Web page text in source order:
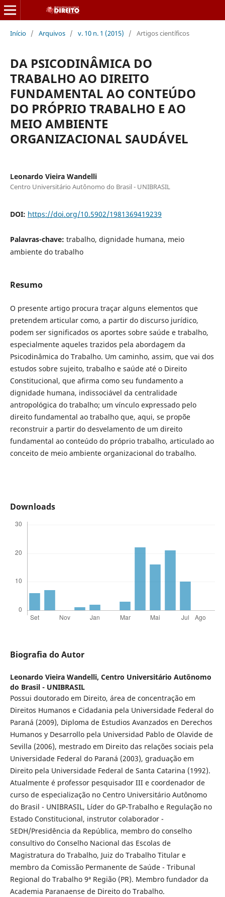
Início / Arquivos / v. 10 n. 1 (2015) / Artigos científicos
DA PSICODINÂMICA DO
TRABALHO AO DIREITO
FUNDAMENTAL AO CONTEÚDO
DO PRÓPRIO TRABALHO E AO
MEIO AMBIENTE
ORGANIZACIONAL SAUDÁVEL
Leonardo Vieira Wandelli
Centro Universitário Autônomo do Brasil - UNIBRASIL
DOI: https://doi.org/10.5902/1981369419239
Palavras-chave: trabalho, dignidade humana, meio
ambiente do trabalho
Resumo
O presente artigo procura traçar alguns elementos que
pretendem articular como, a partir do discurso jurídico,
podem ser significados os aportes sobre saúde e trabalho,
especialmente aqueles trazidos pela abordagem da
Psicodinâmica do Trabalho. Um caminho, assim, que vai dos
estudos sobre sujeito, trabalho e saúde até o Direito
Constitucional, que afirma como seu fundamento a
dignidade humana, indissociável da centralidade
antropológica do trabalho; um vínculo expressado pelo
direito fundamental ao trabalho que, aqui, se propõe
reconstruir a partir do desvelamento de um direito
fundamental ao conteúdo do próprio trabalho, articulado ao
conceito de meio ambiente organizacional do trabalho.
Downloads
Biografia do Autor
Leonardo Vieira Wandelli, Centro Universitário Autônomo
do Brasil - UNIBRASIL
Possui doutorado em Direito, área de concentração em
Direitos Humanos e Cidadania pela Universidade Federal do
Paraná (2009), Diploma de Estudios Avanzados en Derechos
Humanos y Desarrollo pela Universidad Pablo de Olavide de
Sevilla (2006), mestrado em Direito das relações sociais pela
Universidade Federal do Paraná (2003), graduação em
Direito pela Universidade Federal de Santa Catarina (1992).
Atualmente é professor pesquisador III e coordenador de
curso de especialização no Centro Universitário Autônomo
do Brasil - UNIBRASIL, Líder do GP-Trabalho e Regulação no
Estado Constitucional, instrutor colaborador -
SEDH/Presidência da República, membro do conselho
consultivo do Conselho Nacional das Escolas de
Magistratura do Trabalho, Juiz do Trabalho Titular e
membro da Comissão Permanente de Saúde - Tribunal
Regional do Trabalho 9ª Região (PR). Membro fundador da
Academia Paranaense de Direito do Trabalho.